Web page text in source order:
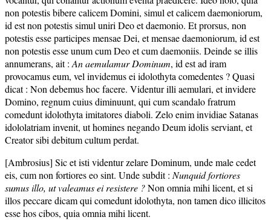
non potestis bibere calicem Domini, simul et calicem daemoniorum,
id est non potestis simul uniri Deo et daemonio. Et prorsus, non
potestis esse participes mensae Dei, et mensae daemoniorum, id est
non potestis esse unum cum Deo et cum daemoniis. Deinde se illis
annumerans, ait : An aemulamur Dominum, id est ad iram
provocamus eum, vel invidemus ei idolothyta comedentes ? Quasi
dicat : Non debemus hoc facere. Videntur illi aemulari, et invidere
Domino, regnum cuius diminuunt, qui cum scandalo fratrum
comedunt idolothyta imitatores diaboli. Zelo enim invidiae Satanas
idololatriam invenit, ut homines negando Deum idolis serviant, et
Creator sibi debitum cultum perdat.
[Ambrosius] Sic et isti videntur zelare Dominum, unde male cedet
eis, cum non fortiores eo sint. Unde subdit : Nunquid fortiores
sumus illo, ut valeamus ei resistere ?Non omnia mihi licent, et si
illos peccare dicam qui comedunt idolothyta, non tamen dico illicitos
esse hos cibos, quia omnia mihi licent.